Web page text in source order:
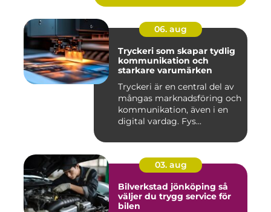
06. aug
Tryckeri som skapar tydlig
kommunikation och
starkare varumärken
Tryckeri är en central del av
mångas marknadsföring och
kommunikation, även i en
digital vardag. Fys...
03. aug
Bilverkstad jönköping så
väljer du trygg service för
bilen